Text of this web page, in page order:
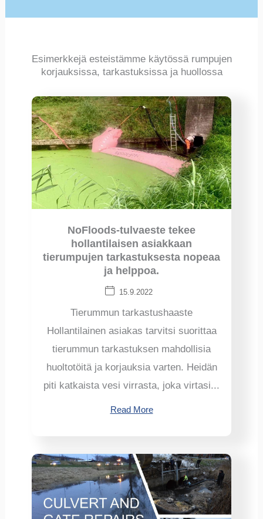
Esimerkkejä esteistämme käytössä rumpujen
korjauksissa, tarkastuksissa ja huollossa
NoFloods-tulvaeste tekee
hollantilaisen asiakkaan
tierumpujen tarkastuksesta nopeaa
ja helppoa.
15.9.2022
Tierummun tarkastushaaste
Hollantilainen asiakas tarvitsi suorittaa
tierummun tarkastuksen mahdollisia
huoltotöitä ja korjauksia varten. Heidän
piti katkaista vesi virrasta, joka virtasi...
Read More